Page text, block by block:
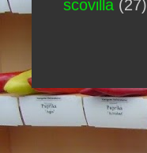
scovilla (27)